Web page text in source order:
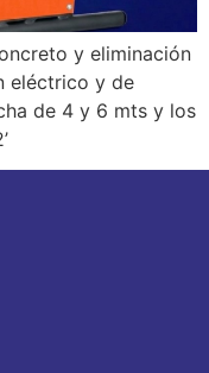
y eliminación
eléctrico y de
de 4 y 6 mts y los